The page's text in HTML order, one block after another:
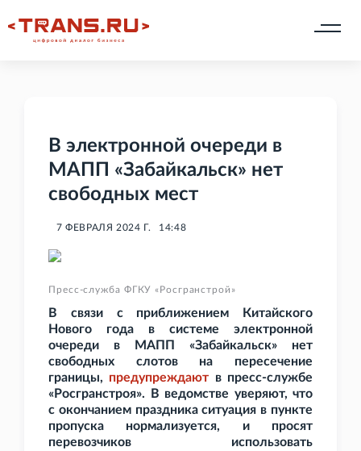
В электронной очереди в
МАПП «Забайкальск» нет
свободных мест
7 ФЕВРАЛЯ 2024 Г. 14:48
Пресс-служба ФГКУ «Росгранстрой»
В связи с приближением Китайского
Нового года в системе электронной
очереди в МАПП «Забайкальск» нет
свободных слотов на пересечение
границы, предупреждают в пресс-службе
«Росгранстроя». В ведомстве уверяют, что
с окончанием праздника ситуация в пункте
пропуска нормализуется, и просят
перевозчиков использовать